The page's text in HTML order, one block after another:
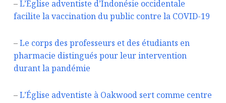
–L’Église adventiste d’Indonésie occidentale
facilite la vaccination du public contre la COVID-19
–Le corps des professeurs et des étudiants en
pharmacie distingués pour leur intervention
durant la pandémie
–L’Église adventiste à Oakwood sert comme centre